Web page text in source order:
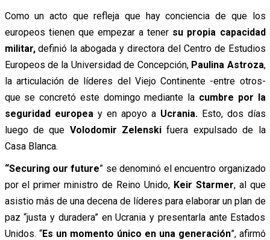
Como un acto que refleja que hay conciencia de que los
europeos tienen que empezar a tener su propia capacidad
militar,definió la abogada y directora del Centro de Estudios
Europeos de la Universidad de Concepción, Paulina Astroza,
la articulación de líderes del Viejo Continente -entre otros-
que se concretó este domingo mediante la cumbre por la
seguridad europea y en apoyo a Ucrania. Esto, dos días
luego de que Volodomir Zelenski fuera expulsado de la
Casa Blanca.
“Securing our future” se denominó el encuentro organizado
por el primer ministro de Reino Unido, Keir Starmer, al que
asistio más de una decena de líderes para elaborar un plan de
paz “justa y duradera” en Ucrania y presentarla ante Estados
Unidos. “Es un momento único en una generación”, afirmó